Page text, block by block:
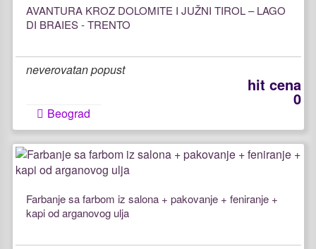
AVANTURA KROZ DOLOMITE I JUŽNI TIROL – LAGO
DI BRAIES - TRENTO
neverovatan popust
hit cena
0
Beograd
Farbanje sa farbom iz salona + pakovanje + feniranje +
kapi od arganovog ulja